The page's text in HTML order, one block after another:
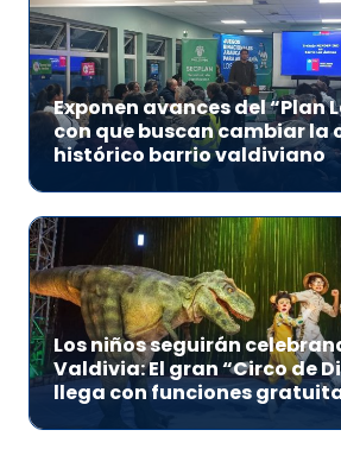
Exponen avances del “Plan
con que buscan cambiar la
histórico barrio valdiviano
Los niños seguirán
Valdivia: El gran “Circo de
llega con funciones